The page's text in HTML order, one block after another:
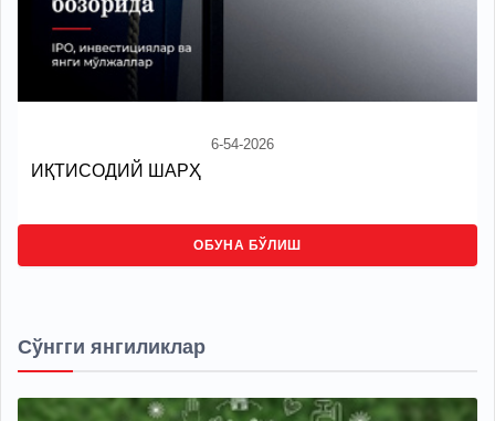
6-54-2026
ИҚТИСОДИЙ ШАРҲ
ОБУНА БЎЛИШ
Сўнгги янгиликлар